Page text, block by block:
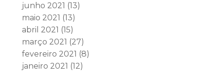
junho 2021 (13)
maio 2021 (13)
abril 2021 (15)
março 2021 (27)
fevereiro 2021 (8)
janeiro 2021 (12)